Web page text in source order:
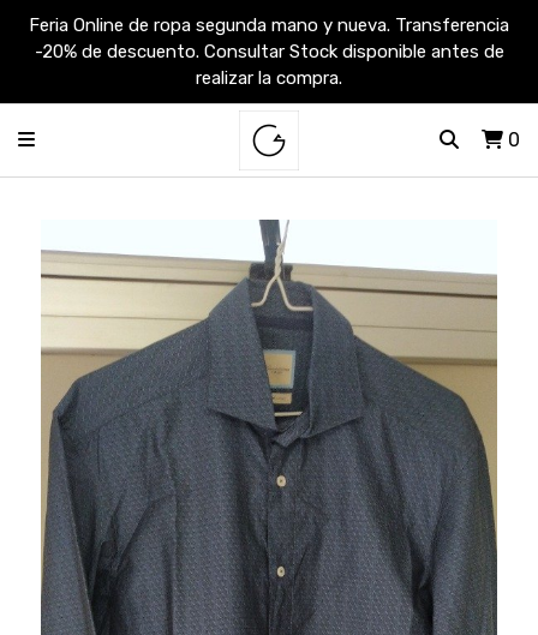
Feria Online de ropa segunda mano y nueva. Transferencia
-20% de descuento. Consultar Stock disponible antes de
realizar la compra.
0